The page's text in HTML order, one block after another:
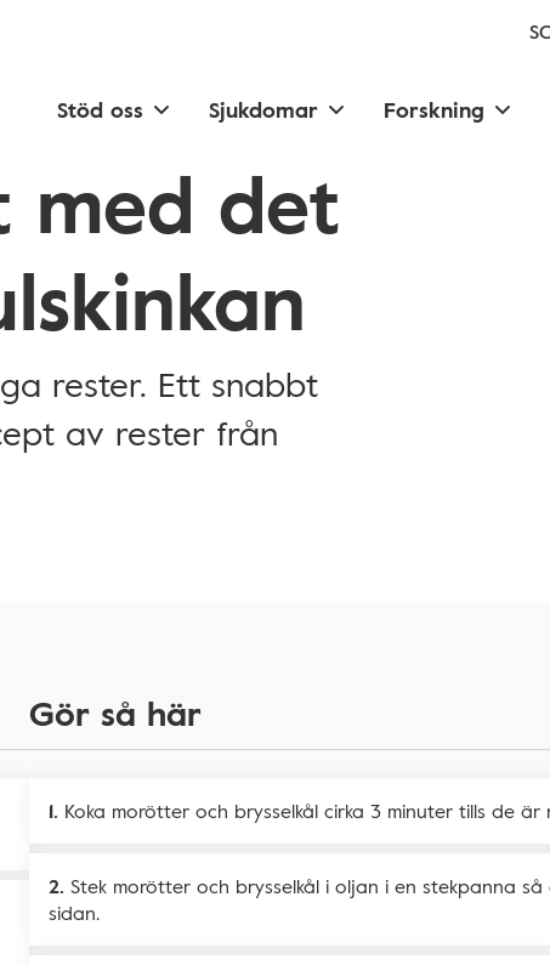
Stöd oss Sjukdomar Forskning
med det
rester. Ett snabbt
av rester från
Gör så här
Koka morötter och brysselkål cirka 3 minuter tills de
Stek morötter och brysselkål i oljan i en stekpanna
sidan.